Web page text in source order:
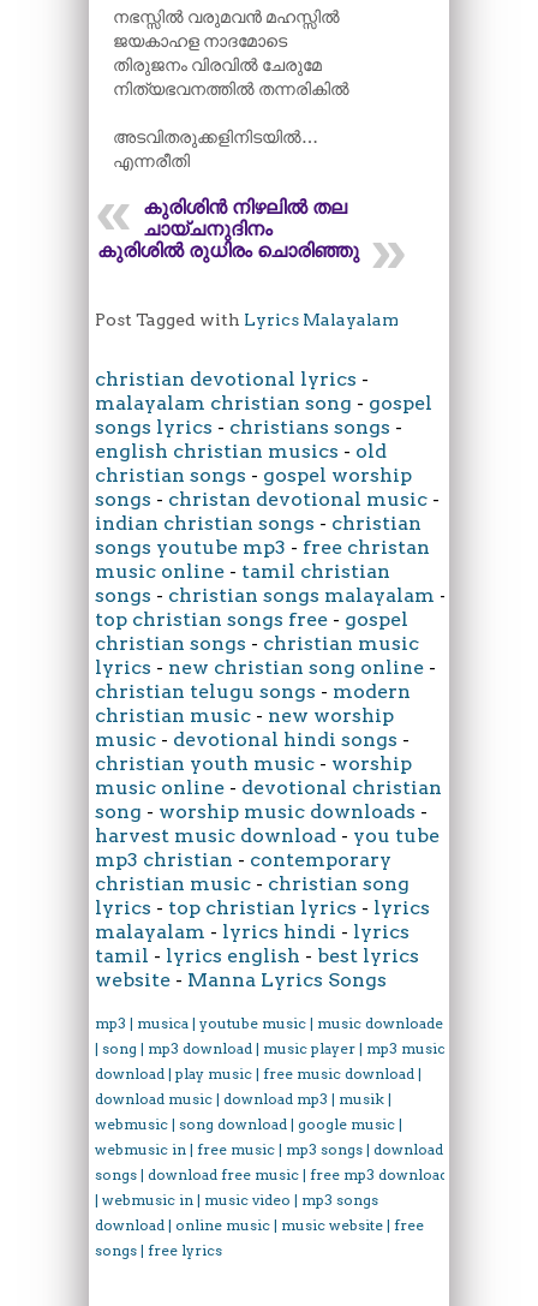
നഭസ്സിൽ വരുമവൻ മഹസ്സിൽ
ജയകാഹള നാദമോടെ
തിരുജനം വിരവിൽ ചേരുമേ
നിത്യഭവനത്തിൽ തന്നരികിൽ
അടവിതരുക്കളിനിടയിൽ…
എന്നരീതി
കുരിശിൻ നിഴലിൽ തല
ചായ്ചനുദിനം
കുരിശിൽ രുധിരം ചൊരിഞ്ഞു
Post Tagged with Lyrics Malayalam
christian devotional lyrics -
malayalam christian song - gospel
songs lyrics - christians songs -
english christian musics - old
christian songs - gospel worship
songs - christan devotional music -
indian christian songs - christian
songs youtube mp3 - free christan
music online - tamil christian
songs - christian songs malayalam -
top christian songs free - gospel
christian songs - christian music
lyrics - new christian song online -
christian telugu songs - modern
christian music - new worship
music - devotional hindi songs -
christian youth music - worship
music online - devotional christian
song - worship music downloads -
harvest music download - you tube
mp3 christian - contemporary
christian music - christian song
lyrics - top christian lyrics - lyrics
malayalam - lyrics hindi - lyrics
tamil - lyrics english - best lyrics
website - Manna Lyrics Songs
mp3 | musica | youtube music | music downloader
| song | mp3 download | music player | mp3 music
download | play music | free music download |
download music | download mp3 | musik |
webmusic | song download | google music |
webmusic in | free music | mp3 songs | download
songs | download free music | free mp3 download
| webmusic in | music video | mp3 songs
download | online music | music website | free
songs | free lyrics